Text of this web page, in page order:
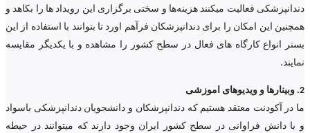
دندانپزشکی فعالیت میکنند هزینه‌ها و سختی برگزاری این رویداد ها را بکاهد و
همچنین این امکان را برای دندانپزشکان فرآهم اورد تا بتوانند با استفاده از این
بستر انواع کارگاه های فعال در سطح کشور را مشاهده و با یکدیگر مقایسه
نمایند.
2. وبینارها و ویدیوهای اموزشی
ما در آکودنت معتقد هستیم که دندانپزشکان و دانشجویان دندانپزشکی باسواد
و با دانش فراوانی در سطح کشور ایران وجود دارند که میتوانند در حیطه